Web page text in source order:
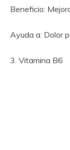
Beneficio:
Ayuda a: Dolor
3. Vitamina B6